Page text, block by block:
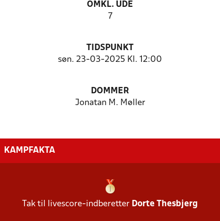
OMKL. UDE
7
TIDSPUNKT
søn. 23-03-2025 Kl. 12:00
DOMMER
Jonatan M. Møller
KAMPFAKTA
Tak til livescore-indberetter Dorte Thesbjerg